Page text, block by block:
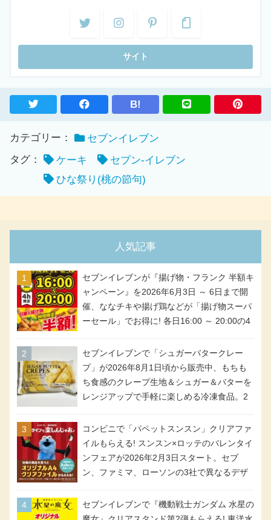
B!
カテゴリー：
セブンイレブン
タグ：
ケーキ
セブン-イレブン
ひな祭り(桃の節句)
人気記事
セブンイレブンが『揚げ物・フランク 半額キ
ャンペーン』を2026年6月3日 ～ 6日まで開
催、ななチキや揚げ鶏などが「揚げ物スーパ
ーセール」でお得に! 各日16:00 ～ 20:00の4
アメリカンドッグが税抜き69円!
セブンイレブンで「シュガーバタークレー
プ」が2026年8月1日頃から販売中、もちも
ち食感のクレープ生地＆シュガー＆バターを
レンジアップで手軽に楽しめる冷凍食品。2
コンビニで「パペットスンスン」クリアファ
イルもらえる! スンスン×ロッテのバレンタイ
ンフェアが2026年2月3日スタート。セブ
ン、ファミマ、ローソンの3社で異なるデザ
セブンイレブンで『機動戦士ガンダム 水星の